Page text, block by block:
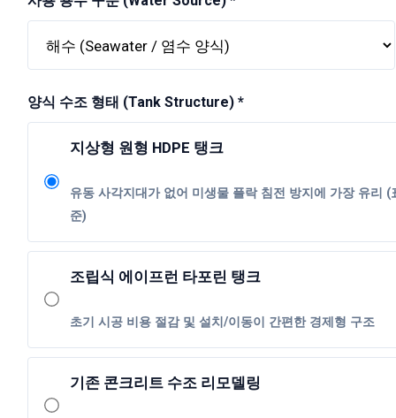
양식 수조 형태 (Tank Structure) *
지상형 원형 HDPE 탱크
유동 사각지대가 없어 미생물 플락 침전 방지에 가장 유리 (
준)
조립식 에이프런 타포린 탱크
초기 시공 비용 절감 및 설치/이동이 간편한 경제형 구조
기존 콘크리트 수조 리모델링